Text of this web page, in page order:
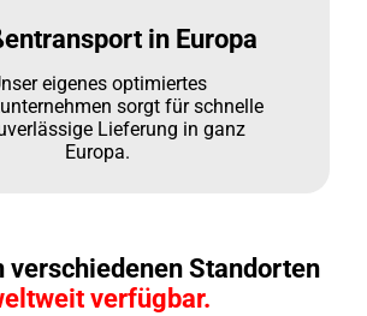
in Europa
eigenes optimiertes
sorgt für schnelle
Lieferung in ganz
Europa.
verschiedenen Standorten
verfügbar.